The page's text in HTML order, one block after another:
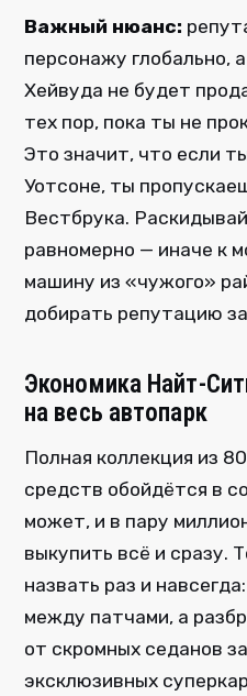
Важный нюанс:
персонажу глобально,
Хейвуда не будет
тех пор, пока ты не
Это значит, что если
Уотсоне, ты
Вестбрука.
равномерно — иначе к
машину из «чужого»
добирать репутацию
Экономика Найт-
на весь автопарк
Полная коллекция из
средств обойдётся в
может, и в пару
выкупить всё и сразу.
назвать раз и
между патчами, а
от скромных седанов
эксклюзивных